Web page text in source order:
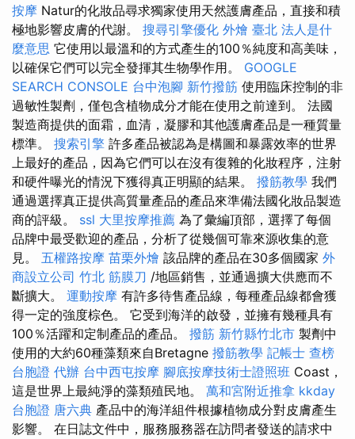
按摩 Natur的化妝品尋求獨家使用天然護膚產品，直接和積
極地影響皮膚的代謝。 搜尋引擎優化 外燴 臺北 法人是什
麼意思 它使用以最溫和的方式產生的100％純度和高美味，
以確保它們可以完全發揮其生物學作用。 GOOGLE
SEARCH CONSOLE 台中泡腳 新竹撥筋 使用臨床控制的非
過敏性製劑，僅包含植物成分才能在使用之前達到。 法國
製造商提供的面霜，血清，凝膠和其他護膚產品是一種質量
標準。 搜索引擎 許多產品被認為是構圖和暴露效率的世界
上最好的產品，因為它們可以在沒有復雜的化妝程序，注射
和硬件曝光的情況下獲得真正明顯的結果。 撥筋教學 我們
通過選擇真正提供高質量產品的產品來準備法國化妝品製造
商的評級。 ssl 大里按摩推薦 為了彙編頂部，選擇了每個
品牌中最受歡迎的產品，分析了從幾個可靠來源收集的意
見。 五權路按摩 苗栗外燴 該品牌的產品在30多個國家 外
商設立公司 竹北 筋膜刀 /地區銷售，並通過擴大供應而不
斷擴大。 運動按摩 有許多待售產品線，每種產品線都會獲
得一定的強度棕色。 它受到海洋的啟發，並擁有幾種具有
100％活躍和定制產品的產品。 撥筋 新竹縣竹北市 製劑中
使用的大約60種藻類來自Bretagne 撥筋教學 記帳士 查榜
台胞證 代辦 台中西屯按摩 腳底按摩技術士證照班 Coast，
這是世界上最純淨的藻類殖民地。 萬和宮附近推拿 kkday
台胞證 唐六典 產品中的海洋組件根據植物成分對皮膚產生
影響。 在日誌文件中，服務服務器在訪問者發送的請求中